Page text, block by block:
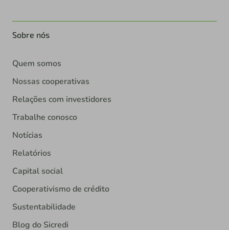
Sobre nós
Quem somos
Nossas cooperativas
Relações com investidores
Trabalhe conosco
Notícias
Relatórios
Capital social
Cooperativismo de crédito
Sustentabilidade
Blog do Sicredi